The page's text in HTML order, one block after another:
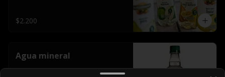
$2.200
Agua mineral